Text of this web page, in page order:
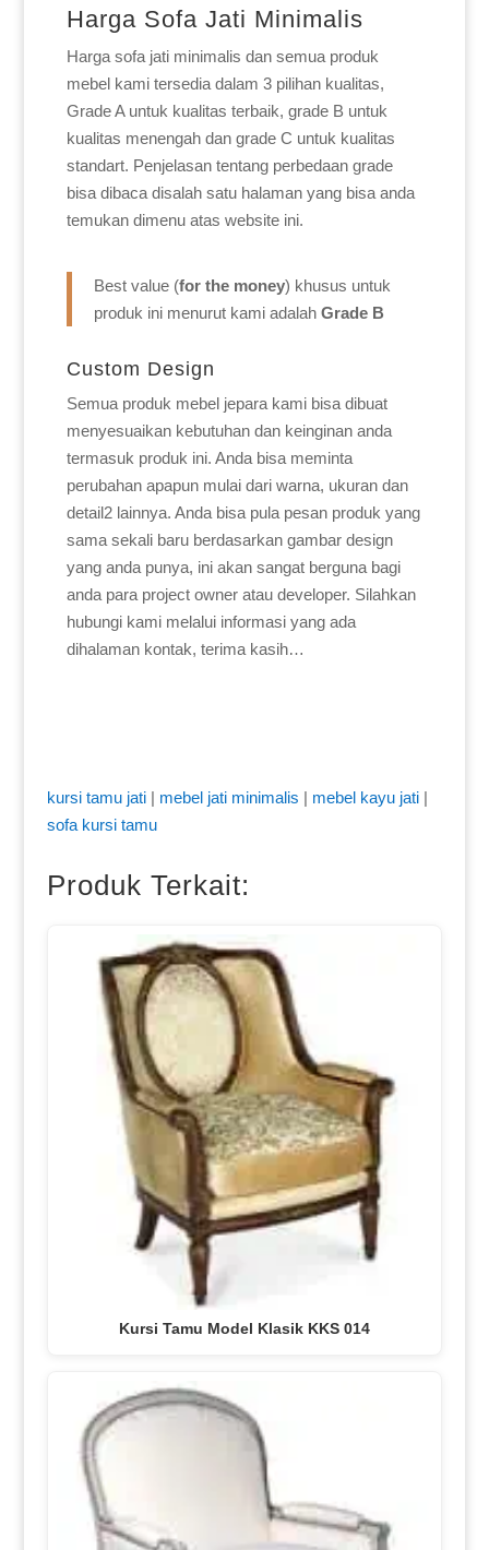
Harga Sofa Jati Minimalis
Harga sofa jati minimalis dan semua produk
mebel kami tersedia dalam 3 pilihan kualitas,
Grade A untuk kualitas terbaik, grade B untuk
kualitas menengah dan grade C untuk kualitas
standart. Penjelasan tentang perbedaan grade
bisa dibaca disalah satu halaman yang bisa anda
temukan dimenu atas website ini.
Best value (for the money) khusus untuk
produk ini menurut kami adalah Grade B
Custom Design
Semua produk mebel jepara kami bisa dibuat
menyesuaikan kebutuhan dan keinginan anda
termasuk produk ini. Anda bisa meminta
perubahan apapun mulai dari warna, ukuran dan
detail2 lainnya. Anda bisa pula pesan produk yang
sama sekali baru berdasarkan gambar design
yang anda punya, ini akan sangat berguna bagi
anda para project owner atau developer. Silahkan
hubungi kami melalui informasi yang ada
dihalaman kontak, terima kasih…
kursi tamu jati| mebel jati minimalis | mebel kayu jati|
sofa kursi tamu
Produk Terkait:
Kursi Tamu Model Klasik KKS 014